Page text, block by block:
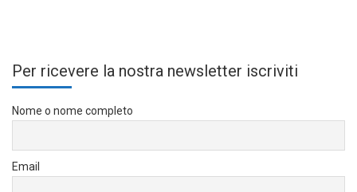
Per ricevere la nostra newsletter iscriviti
Nome o nome completo
Email